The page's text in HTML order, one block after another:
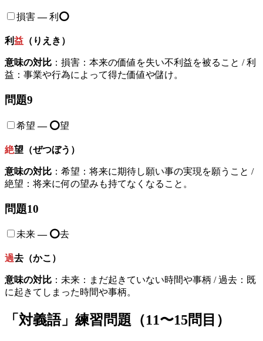
損害—利 ⭕️
利益 （りえき）
意味の対比 ：損害：本来の価値を失い不利益を被ること / 利
益：事業や行為によって得た価値や儲け。
問題9
希望 — ⭕️望
絶望（ぜつぼう）
意味の対比 ：希望：将来に期待し願い事の実現を願うこと /
絶望：将来に何の望みも持てなくなること。
問題10
未来— ⭕️去
過去（かこ）
意味の対比 ：未来：まだ起きていない時間や事柄 / 過去：既
に起きてしまった時間や事柄。
「対義語」練習問題（11〜15問目）